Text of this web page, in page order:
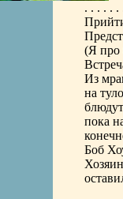
. . . . . .
(Я про
Из
на
пока
Боб